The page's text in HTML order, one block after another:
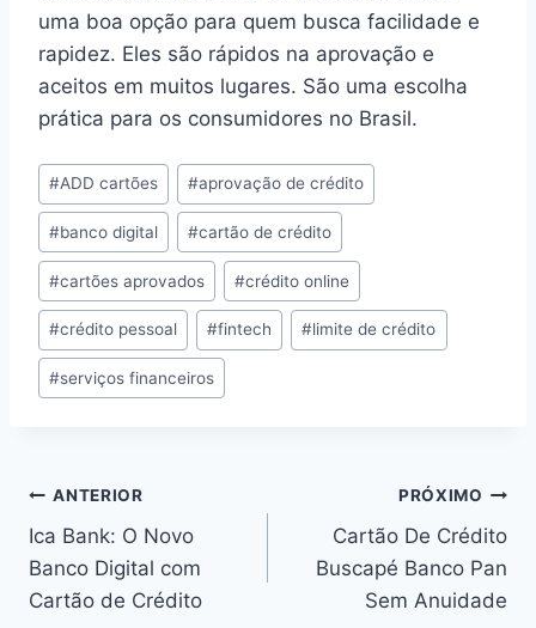
uma boa opção para quem busca facilidade e
rapidez. Eles são rápidos na aprovação e
aceitos em muitos lugares. São uma escolha
prática para os consumidores no Brasil.
Tags
do
Post:
#ADD cartões #aprovação de crédito
#banco digital #cartão de crédito
#cartões aprovados #crédito online
#crédito pessoal #fintech #limite de crédito
#serviços financeiros
Navegação
de
Post
ANTERIOR
Ica Bank: O Novo
Banco Digital com
Cartão de Crédito
PRÓXIMO
Cartão De Crédito
Buscapé Banco Pan
Sem Anuidade